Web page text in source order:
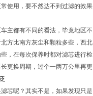
使用，要不然达不到过滤的效果
主都有不同的看法，毕竟地区不
方比南方灰尘和颗粒多些，西北
，在每次保养时都对滤芯进行检
更换周期，过个一两万公里再更
芯呢？其实不是，如果发现只是